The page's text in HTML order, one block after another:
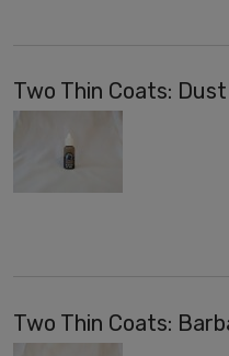
Two Thin Coats:
Two Thin Coats: